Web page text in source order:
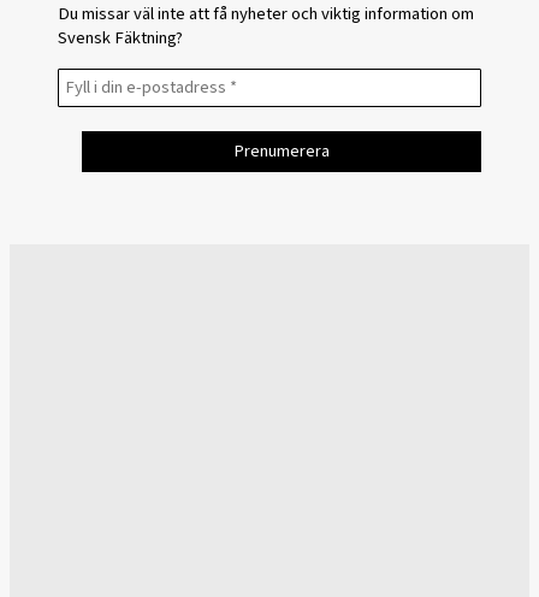
Du missar väl inte att få nyheter och viktig information om
Svensk Fäktning?